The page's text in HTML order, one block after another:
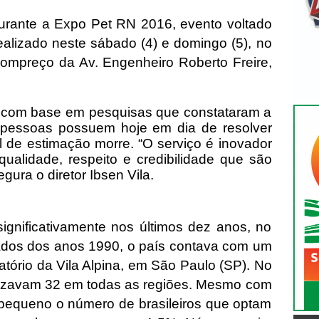
a Expo Pet RN 2016, evento voltado
neste sábado (4) e domingo (5), no
da Av. Engenheiro Roberto Freire,
base em pesquisas que constataram a
possuem hoje em dia de resolver
estimação morre. “O serviço é inovador
respeito e credibilidade que são
o diretor Ibsen Vila.
nos últimos dez anos, no
dos anos 1990, o país contava com um
da Vila Alpina, em São Paulo (SP). No
32 em todas as regiões. Mesmo com
o número de brasileiros que optam